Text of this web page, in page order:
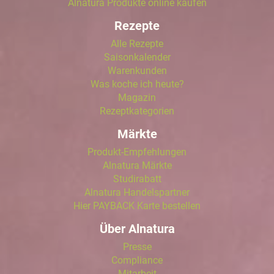
Alnatura Produkte online kaufen
Rezepte
Alle Rezepte
Saisonkalender
Warenkunden
Was koche ich heute?
Magazin
Rezeptkategorien
Märkte
Produkt-Empfehlungen
Alnatura Märkte
Studirabatt
Alnatura Handelspartner
Hier PAYBACK Karte bestellen
Über Alnatura
Presse
Compliance